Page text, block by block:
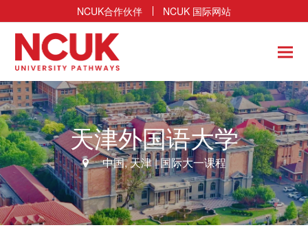
NCUK合作伙伴 NCUK 国际网站
天津外国语大学
中国,天津| 国际大一课程